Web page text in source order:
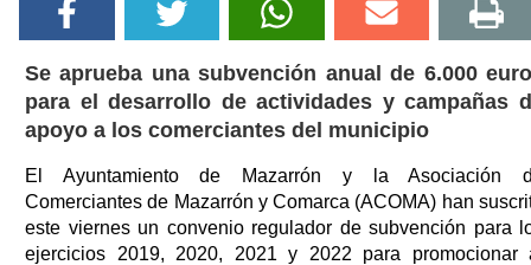
Se aprueba una subvención anual de 6.000
para el desarrollo de actividades y campañas
apoyo a los comerciantes del municipio
El Ayuntamiento de Mazarrón y la Asociación
Comerciantes de Mazarrón y Comarca (ACOMA) han
este viernes un convenio regulador de subvención para
ejercicios 2019, 2020, 2021 y 2022 para promocionar